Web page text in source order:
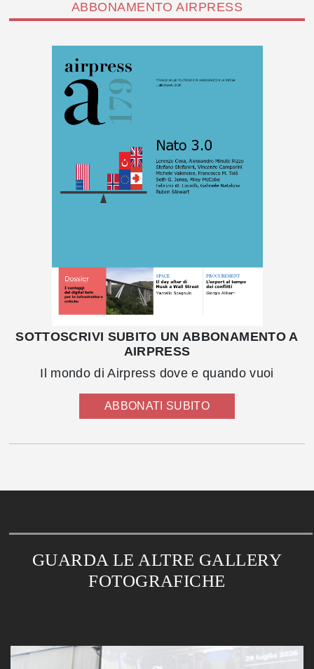
ABBONAMENTO AIRPRESS
SOTTOSCRIVI SUBITO UN ABBONAMENTO A
AIRPRESS
Il mondo di Airpress dove e quando vuoi
ABBONATI SUBITO
GUARDA LE ALTRE GALLERY
FOTOGRAFICHE